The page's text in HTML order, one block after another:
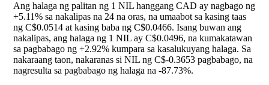
Ang halaga ng palitan ng 1 NIL hanggang CAD ay nagbago ng
+5.11% sa nakalipas na 24 na oras, na umaabot sa kasing taas
ng C$0.0514 at kasing baba ng C$0.0466. Isang buwan ang
nakalipas, ang halaga ng 1 NIL ay C$0.0496, na kumakatawan
sa pagbabago ng +2.92% kumpara sa kasalukuyang halaga. Sa
nakaraang taon, nakaranas si NIL ng C$-0.3653 pagbabago, na
nagresulta sa pagbabago ng halaga na -87.73%.